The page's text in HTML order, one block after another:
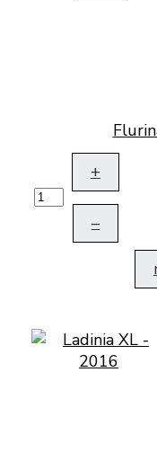
+
–